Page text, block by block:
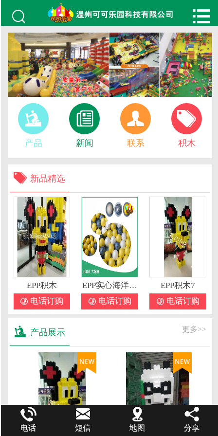



产品

新闻

联系

积木
 新品精选
EPP积木
 电话订购
EPP实心海洋球1
 电话订购
EPP积木7
 电话订购
 产品展示 更多>>

电话

短信

地图

分享